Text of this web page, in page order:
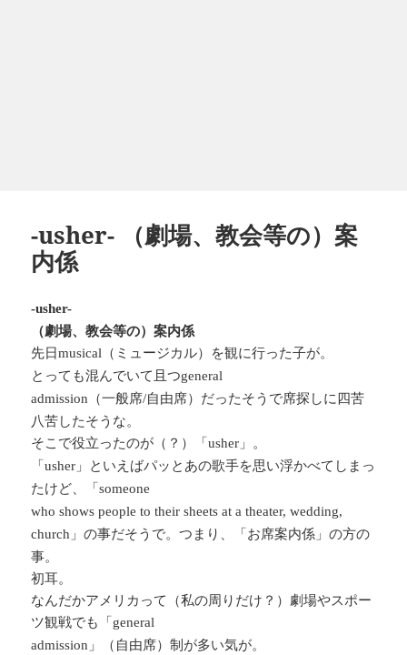
-usher- （劇場、教会等の）案
内係
-usher-
（劇場、教会等の）案内係
先日musical （ミュージカル）を観に行った子が。
とっても混んでいて且つgeneral
admission
（一般席/自由席）だったそうで席探しに四苦
八苦したそうな。
そこで役立ったのが（？）「usher 」。
「usher 」といえばパッとあの歌手を思い浮かべてしまっ
たけど、「someone
who shows people to their sheets at a theater, wedding,
church 」の事だそうで。つまり、「お席案内係」の方の
事。
初耳。
なんだかアメリカって（私の周りだけ？）劇場やスポー
ツ観戦でも「general
admission 」（自由席）制が多い気が。